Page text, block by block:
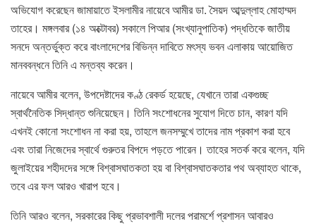
অভিযোগ করেছেন জামায়াতে ইসলামীর নায়েবে আমীর ডা. সৈয়দ আব্দুল্লাহ মোহাম্মদ
তাহের। মঙ্গলবার (১৪ অক্টোবর) সকালে পিআর (সংখ্যানুপাতিক) পদ্ধতিকে জাতীয়
সনদে অন্তর্ভুক্ত করে বাংলাদেশের বিভিন্ন দাবিতে মৎস্য ভবন এলাকায় আয়োজিত
মানববন্ধনে তিনি এ মন্তব্য করেন।
নায়েবে আমীর বলেন, উপদেষ্টাদের কণ্ঠ রেকর্ড হয়েছে, যেখানে তারা একগুচ্ছ
স্বার্থনৈতিক সিদ্ধান্ত শুনিয়েছেন। তিনি সংশোধনের সুযোগ দিতে চান, কারণ যদি
এখনই কোনো সংশোধন না করা হয়, তাহলে জনসম্মুখে তাদের নাম প্রকাশ করা হবে
এবং তারা নিজেদের স্বার্থে গুরুতর বিপদে পড়তে পারেন। তাহের সতর্ক করে বলেন, যদি
জুলাইয়ের শহীদদের সঙ্গে বিশ্বাসঘাতকতা হয় বা বিশ্বাসঘাতকতার পথ অব্যাহত থাকে,
তবে এর ফল আরও খারাপ হবে।
তিনি আরও বলেন, সরকারের কিছু প্রভাবশালী দলের পরামর্শে প্রশাসন আবারও